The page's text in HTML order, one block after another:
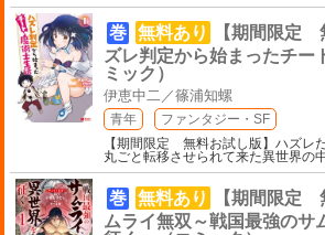
巻 無料あり
【期間限定
ズレ判定から始まったチー
ミック）
伊恵中二／篠浦知螺
青年
ファンタジー・SF
【期間限定 無料お試し版】ハズレ
丸ごと転移させられて来た異世界の
巻 無料あり
【期間限定
ムライ無双～戦国最強のサ